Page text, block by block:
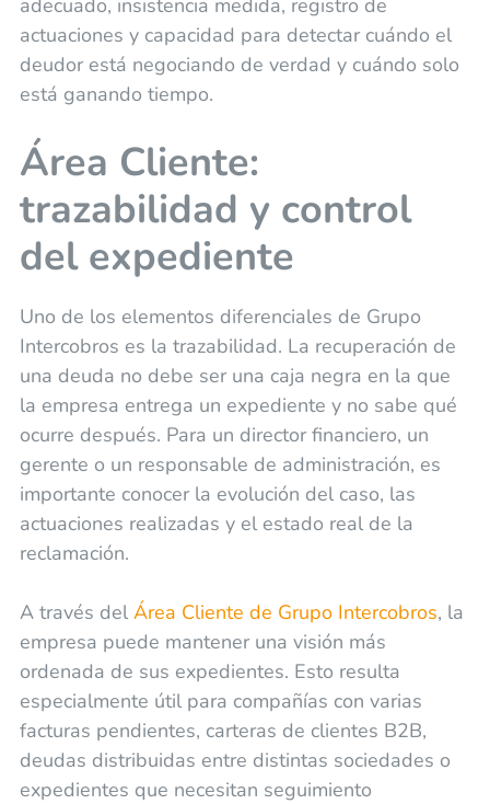
actuaciones y capacidad para detectar cuándo el
deudor está negociando de verdad y cuándo solo
está ganando tiempo.
Área Cliente:
trazabilidad y control
del expediente
Uno de los elementos diferenciales de Grupo
Intercobros es la trazabilidad. La recuperación de
una deuda no debe ser una caja negra en la que
la empresa entrega un expediente y no sabe qué
ocurre después. Para un director financiero, un
gerente o un responsable de administración, es
importante conocer la evolución del caso, las
actuaciones realizadas y el estado real de la
reclamación.
A través del Área Cliente de Grupo Intercobros, la
empresa puede mantener una visión más
ordenada de sus expedientes. Esto resulta
especialmente útil para compañías con varias
facturas pendientes, carteras de clientes B2B,
deudas distribuidas entre distintas sociedades o
expedientes que necesitan seguimiento